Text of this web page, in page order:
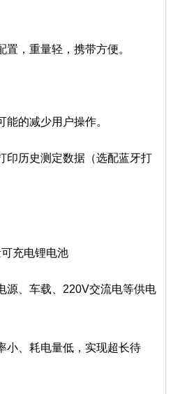
，重量轻，携带方便。
的减少用户操作。
印历史测定数据（选配蓝牙打
充电锂电池
源、车载、220V交流电等供电
小、耗电量低，实现超长待